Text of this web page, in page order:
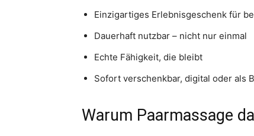
Einzigartiges Erlebnisgeschenk für
Dauerhaft nutzbar – nicht nur einmal
Echte Fähigkeit, die bleibt
Sofort verschenkbar, digital oder als
Warum Paarmassage